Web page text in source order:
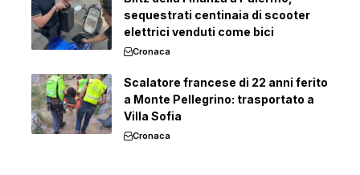
sequestrati centinaia di scooter
elettrici venduti come bici
Cronaca
Scalatore francese di 22 anni ferito
a Monte Pellegrino: trasportato a
Villa Sofia
Cronaca